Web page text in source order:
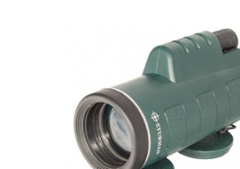
Фиксированная